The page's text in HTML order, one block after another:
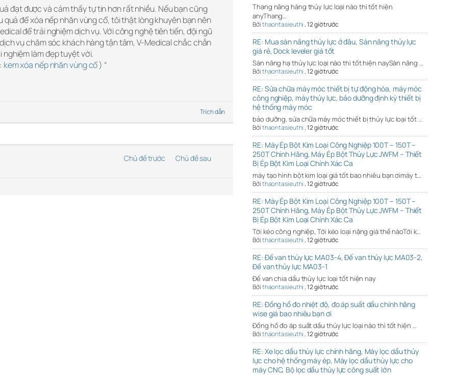
đạt được và cảm thấy tự tin hơn rất nhiều. Nếu bạn cũng
quả để xóa nếp nhăn vùng cổ, tôi thật lòng khuyên bạn nên
để trải nghiệm dịch vụ. Với công nghệ tiên tiến, đội ngũ
vụ chăm sóc khách hàng tận tâm, V-Medical chắc chắn
làm đẹp tuyệt vời.
kem xóa nếp nhăn vùng cổ) “
Trích dẫn
Chủ đề trước Chủ đề sau
Thang nâng hàng thủy lực loại nào thì tốt hiện
anyThang…
Bởithaontasieuthi,12 giờ trước
RE: Mua sàn nâng thủy lực ở đâu, Sàn nâng thủy lực
giá rẻ, Dock leveler giá tốt
Sàn nâng hạ thủy lực loại nào thì tốt hiện naySàn nâng …
Bởithaontasieuthi,12 giờ trước
RE: Sửa chữa máy móc thiết bị tự động hóa, máy móc
công nghiệp, máy thủy lực, bảo dưỡng định kỳ thiết bị
hệ thống máy móc
bảo dưỡng, sửa chữa máy móc thiết bị thủy lực loại tốt …
Bởithaontasieuthi,12 giờ trước
RE: Máy Ép Bột Kim Loại Công Nghiệp 100T – 150T –
250T Chính Hãng, Máy Ép Bột Thủy Lực JWFM – Thiết
Bị Ép Bột Kim Loại Chính Xác Ca
máy tạo hình bột kim loại giá tốt bao nhiêu bạn ơimáy t…
Bởithaontasieuthi,12 giờ trước
RE: Máy Ép Bột Kim Loại Công Nghiệp 100T – 150T –
250T Chính Hãng, Máy Ép Bột Thủy Lực JWFM – Thiết
Bị Ép Bột Kim Loại Chính Xác Ca
Tời kéo công nghiệp, Tới kéo loại nặng giá thế nàoTời k…
Bởithaontasieuthi,12 giờ trước
RE: Đế van thủy lực MA03-4, Đế van thủy lực MA03-2,
Đế van thủy lực MA03-1
Đế van chia dầu thủy lực loại tốt hiện nay
Bởithaontasieuthi,12 giờ trước
RE: Đồng hồ đo nhiệt độ, đo áp suất dầu chính hãng
wise giá bao nhiêu bạn ơi
Đồng hồ đo áp suất dầu thủy lực loại nào thì tốt hiện …
Bởithaontasieuthi,12 giờ trước
RE: Xe lọc dầu thủy lực chính hãng, Máy lọc dầu thủy
lực cho hệ thống máy ép, Máy lọc dầu thủy lực cho
máy CNC, Bộ lọc dầu thủy lực công suất lớn